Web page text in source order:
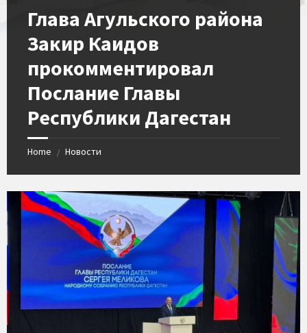
​Глава Агульского района
Закир Каидов
прокомментировал
Послание Главы
Республики Дагестан
Home / Новости